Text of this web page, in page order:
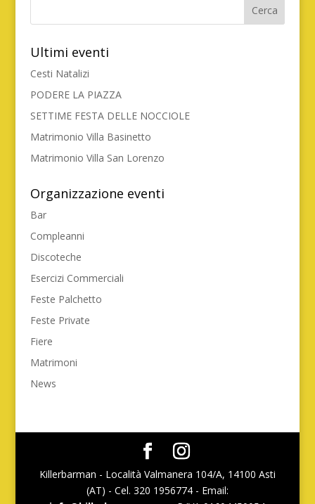
Ultimi eventi
Cesti Natalizi
PODERE LA PIAZZA
SETTIME FESTA DELLE NOCCIOLE
Matrimonio Villa Basinetto
Matrimonio Villa San Lorenzo
Organizzazione eventi
Bar
Compleanni
Discoteche
Esercizi Commerciali
Feste Palchetto
Feste Private
Fiere
Matrimoni
News
Killerbarman - Località Valmanera 104/A, 14100 Asti
(AT) - Cel. 320 1956774 - Email: